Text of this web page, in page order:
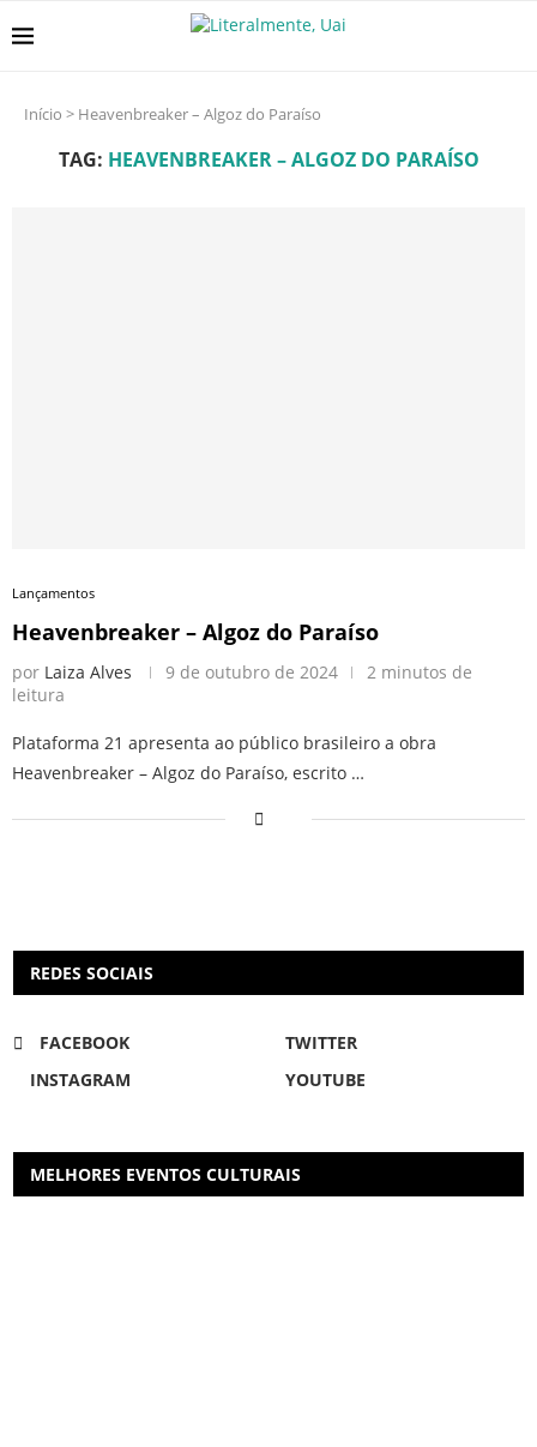
Início > Heavenbreaker – Algoz do Paraíso
TAG: HEAVENBREAKER – ALGOZ DO PARAÍSO
Lançamentos
Heavenbreaker – Algoz do Paraíso
por Laiza Alves 9 de outubro de 2024
2 minutos de
leitura
Plataforma 21 apresenta ao público brasileiro a obra
Heavenbreaker – Algoz do Paraíso, escrito …
REDES SOCIAIS
FACEBOOK
TWITTER
INSTAGRAM
YOUTUBE
MELHORES EVENTOS CULTURAIS